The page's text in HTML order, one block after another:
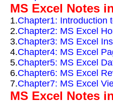
MS Excel Notes
1.Chapter1: Introduction
2.Chapter2: MS Excel
3.Chapter3: MS Excel
4.Chapter4: MS Excel
5.Chapter5: MS Excel
6.Chapter6: MS Excel
7.Chapter7: MS Excel
MS Excel Notes